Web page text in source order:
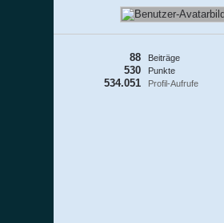
Beiträge
88
Punkte
530
Profil-Aufrufe
534.051